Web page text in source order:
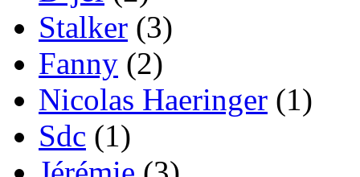
Stalker (3)
Fanny (2)
Nicolas Haeringer (1)
Sdc (1)